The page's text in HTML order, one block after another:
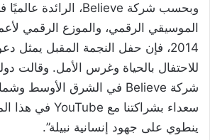
وبحسب شركة Believe، الرائدة عالميًا
الموسيقي الرقمي، والموزع الرقمي
2014، فإن حفل النجمة المقبل يمثل
للاحتفال بالحياة وغرس الأمل. وقالت
شركة Believe في الشرق الأوسط
سعداء بشراكتنا مع YouTube في هذا
ينطوي على جهود إنسانية نبيلة”.